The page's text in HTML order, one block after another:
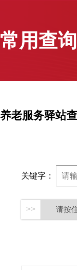
常用查询
养老服务驿站
关键字：
请按